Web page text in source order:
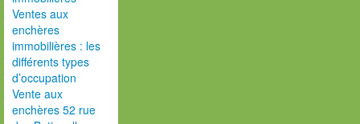
Ventes aux
enchères
immobilières : les
différents types
d’occupation
Vente aux
enchères 52 rue